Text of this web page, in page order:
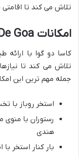
تلاش می کند تا اقامتی
امکانات Hotel Casa De Goa
کاسا دو گوا با ارائه
تلاش می کند تا
جمله مهم ترین این
استخر روباز با
رستوران با منوی
هندی
بار کنار استخر